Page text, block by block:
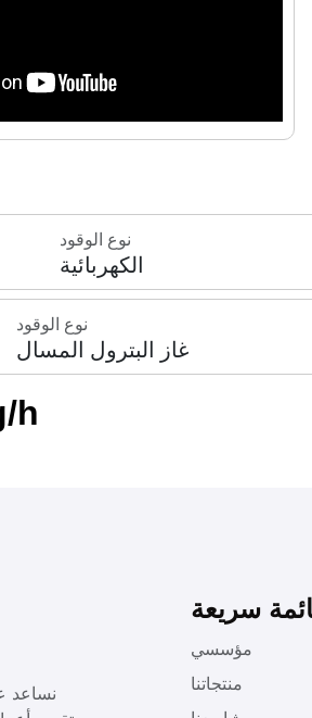
نوع الوقود
الكهربائية
نوع الوقود
غاز البترول المسال
h
نساعد
سريعة
مؤسسي
منتجاتنا